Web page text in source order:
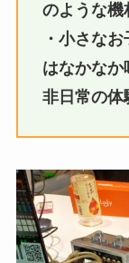
のような機
・小さな
はなかなか
非日常の体